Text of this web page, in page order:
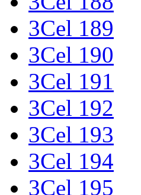
3Cel 189
3Cel 190
3Cel 191
3Cel 192
3Cel 193
3Cel 194
3Cel 195